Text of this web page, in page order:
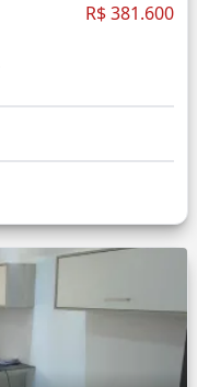
R$ 381.600